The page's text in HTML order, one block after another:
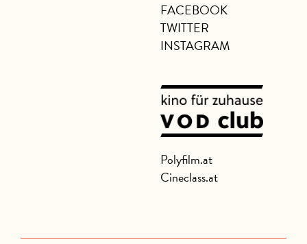
FACEBOOK
TWITTER
INSTAGRAM
Polyfilm.at
Cineclass.at